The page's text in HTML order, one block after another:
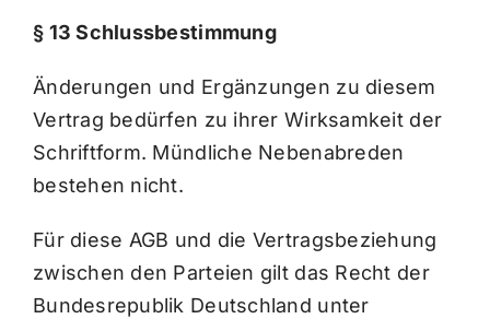
§ 13 Schlussbestimmung
Änderungen und Ergänzungen zu diesem
Vertrag bedürfen zu ihrer Wirksamkeit der
Schriftform. Mündliche Nebenabreden
bestehen nicht.
Für diese AGB und die Vertragsbeziehung
zwischen den Parteien gilt das Recht der
Bundesrepublik Deutschland unter